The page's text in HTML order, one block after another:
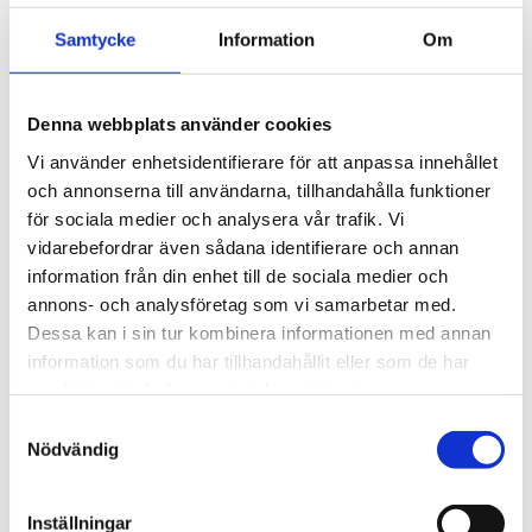
Samtycke Information Om
Denna webbplats använder cookies
Vi använder enhetsidentifierare för att anpassa innehållet
och annonserna till användarna, tillhandahålla funktioner
för sociala medier och analysera vår trafik. Vi
vidarebefordrar även sådana identifierare och annan
information från din enhet till de sociala medier och
annons- och analysföretag som vi samarbetar med.
Dessa kan i sin tur kombinera informationen med annan
information som du har tillhandahållit eller som de har
Nödvändig
Inställningar
Material av provkontaktande delar: PTFE,
rostfritt stål, Viton®
Tillämpningar
sätt fasta ämnen, särskilt extremt fina partiklar, som
förekommer inom analytisk teknik vid gasfiltrering, med
hjälp av mycket fina, djupt verkande filterelement. Tack
vare sin universella design kan filtren också användas
som separatorer (utan filterelement), vätskefilter eller,
med adsorptionspatroner, som ett adsorptionsfilter.
För omgivnings- eller medietemperaturer på upp till 180
°C kan en version i rostfritt stål FSS eller FT-H-versionen
erbjudas.
STÄLL EN FRÅGA OM PRODUKTEN